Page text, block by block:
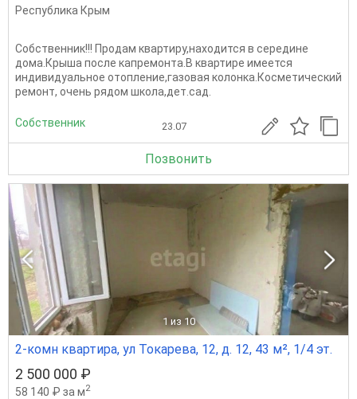
Республика Крым
Собственник!!! Продам квартиру,находится в середине
дома.Крыша после капремонта.В квартире имеется
индивидуальное отопление,газовая колонка.Косметический
ремонт, очень рядом школа,дет.сад.
Собственник 23.07
Позвонить
1 из 10
2-комн квартира, ул Токарева, 12, д. 12, 43 м², 1/4 эт.
2 500 000 ₽
58 140 ₽ за м2